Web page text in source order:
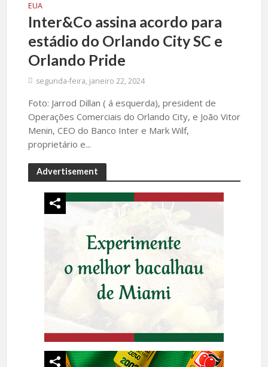
EUA
Inter&Co assina acordo para
estádio do Orlando City SC e
Orlando Pride
segunda-feira, janeiro 22, 2024
Foto: Jarrod Dillan ( á esquerda), president de
Operações Comerciais do Orlando City, e João Vitor
Menin, CEO do Banco Inter e Mark Wilf,
proprietário e...
Advertisement